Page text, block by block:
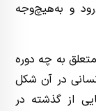
و به‌هیچ‌وجه
به چه دوره
در آن شکل
از گذشته در